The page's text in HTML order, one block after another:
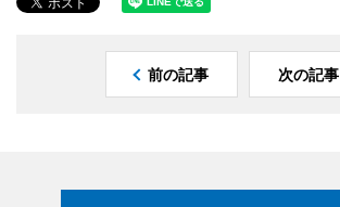
前の記事 次の記事